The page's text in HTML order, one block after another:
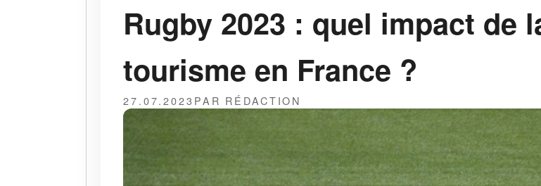
Rugby 2023 : quel impact de
tourisme en France ?
27.07.2023PAR RÉDACTION